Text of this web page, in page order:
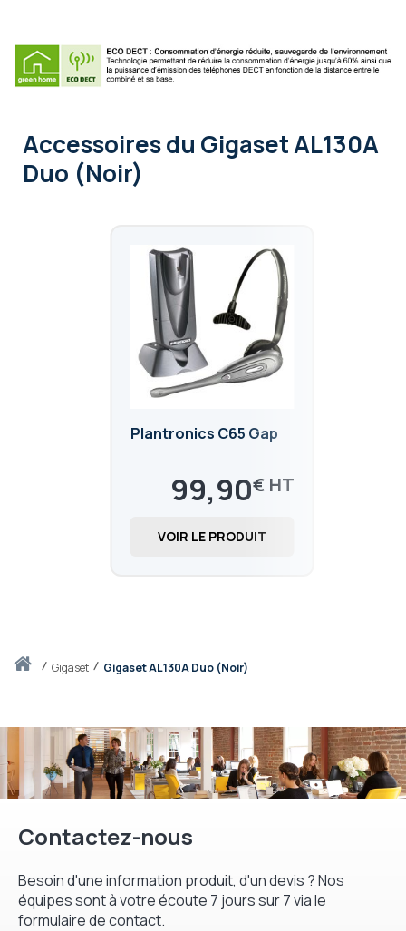
Accueilgigaset Gigaset AL130A Duo (Noir)
Accessoiresdu Gigaset AL130A
Duo (Noir)
Plantronics C65 Gap
99,90€
VOIR LE PRODUIT
Contactez-nous
Besoin d'une information produit, d'un devis ? Nos
équipes sont à votre écoute 7 jours sur 7 via le
formulaire de contact.